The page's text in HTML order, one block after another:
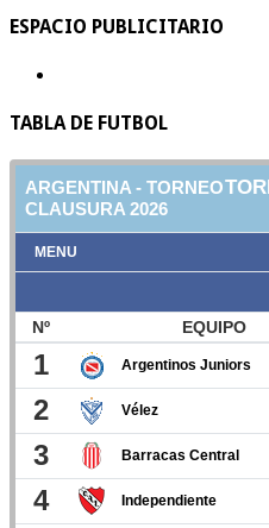
ESPACIO PUBLICITARIO
TABLA DE FUTBOL